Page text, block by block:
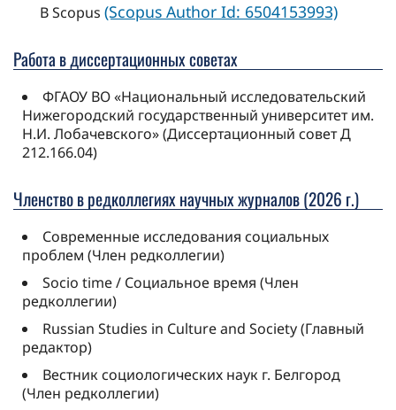
В Scopus (Scopus Author Id: 6504153993)
Работа в диссертационных советах
ФГАОУ ВО «Национальный исследовательский
Нижегородский государственный университет им.
Н.И. Лобачевского» (Диссертационный совет Д
212.166.04)
Членство в редколлегиях научных журналов (2026 г.)
Современные исследования социальных
проблем (Член редколлегии)
Socio time / Социальное время (Член
редколлегии)
Russian Studies in Culture and Society (Главный
редактор)
Вестник социологических наук г. Белгород
(Член редколлегии)